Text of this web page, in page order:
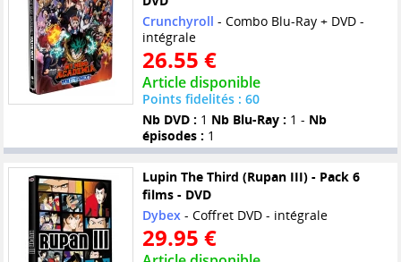
Crunchyroll - Combo Blu-Ray + DVD -
intégrale
26.55 €
Article disponible
Points fidelités : 60
Nb DVD : 1 Nb Blu-Ray : 1 - Nb
épisodes : 1
Lupin The Third (Rupan III) - Pack 6
films - DVD
Dybex- Coffret DVD - intégrale
29.95 €